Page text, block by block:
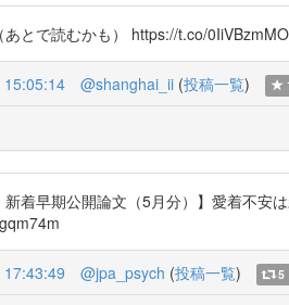
とで読むかも） https://t.co/
@shanghai_ii (投稿一覧)
新着早期公開論文（5月分）】愛着不
@jpa_psych (投稿一覧) 5